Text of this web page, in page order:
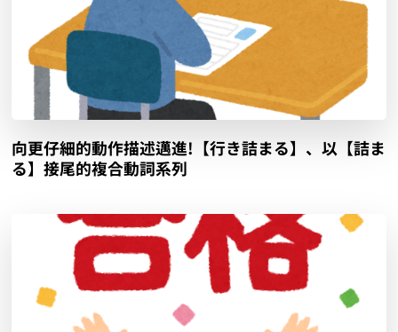
向更仔細的動作描述邁進!【行き詰まる】、以【詰ま
る】接尾的複合動詞系列